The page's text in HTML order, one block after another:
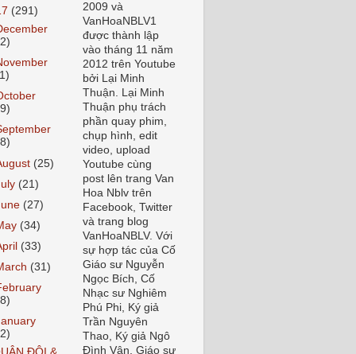
(291)
(25)
(21)
(27)
(34)
(33)
(31)
2009 và
VanHoaNBLV1
được thành lập
vào tháng 11 năm
2012 trên Youtube
bởi Lại Minh
Thuận. Lại Minh
Thuận phụ trách
phần quay phim,
chụp hình, edit
video, upload
Youtube cùng
post lên trang Van
Hoa Nblv trên
Facebook, Twitter
và trang blog
VanHoaNBLV. Với
sự hợp tác của Cố
Giáo sư Nguyễn
Ngọc Bích, Cố
Nhạc sư Nghiêm
Phú Phi, Ký giả
Trần Nguyên
Thao, Ký giả Ngô
Đình Vận, Giáo sư